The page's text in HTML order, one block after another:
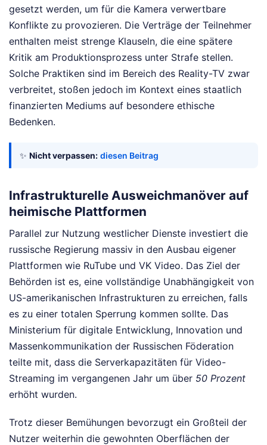
gesetzt werden, um für die Kamera verwertbare
Konflikte zu provozieren. Die Verträge der Teilnehmer
enthalten meist strenge Klauseln, die eine spätere
Kritik am Produktionsprozess unter Strafe stellen.
Solche Praktiken sind im Bereich des Reality-TV zwar
verbreitet, stoßen jedoch im Kontext eines staatlich
finanzierten Mediums auf besondere ethische
Bedenken.
✨ Nicht verpassen: diesen Beitrag
Infrastrukturelle Ausweichmanöver auf
heimische Plattformen
Parallel zur Nutzung westlicher Dienste investiert die
russische Regierung massiv in den Ausbau eigener
Plattformen wie RuTube und VK Video. Das Ziel der
Behörden ist es, eine vollständige Unabhängigkeit von
US-amerikanischen Infrastrukturen zu erreichen, falls
es zu einer totalen Sperrung kommen sollte. Das
Ministerium für digitale Entwicklung, Innovation und
Massenkommunikation der Russischen Föderation
teilte mit, dass die Serverkapazitäten für Video-
Streaming im vergangenen Jahr um über 50 Prozent
erhöht wurden.
Trotz dieser Bemühungen bevorzugt ein Großteil der
Nutzer weiterhin die gewohnten Oberflächen der